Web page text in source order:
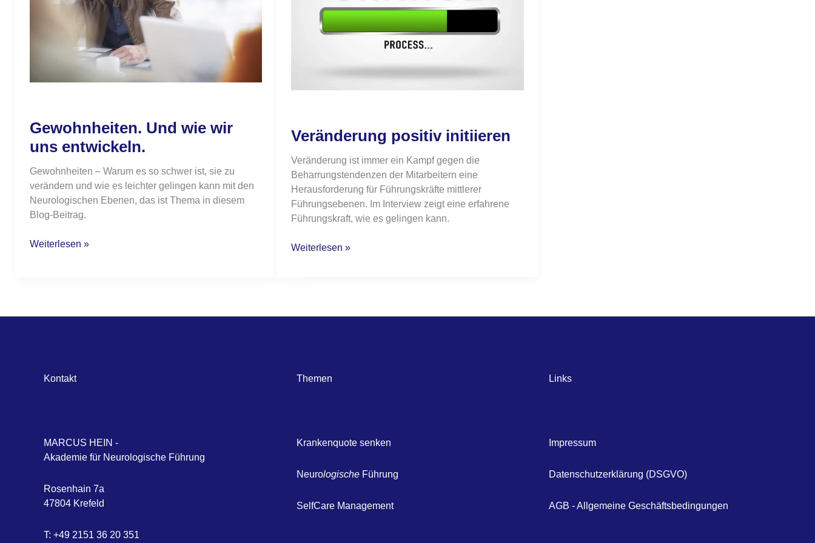
Gewohnheiten. Und wie wir
uns entwickeln.
Gewohnheiten – Warum es so schwer ist, sie zu
verändern und wie es leichter gelingen kann mit den
Neurologischen Ebenen, das ist Thema in diesem
Blog-Beitrag.
entwickeln.
Weiterlesen »
Veränderung positiv initiieren
Veränderung ist immer ein Kampf gegen die
Beharrungstendenzen der Mitarbeitern eine
Herausforderung für Führungskräfte mittlerer
Führungsebenen. Im Interview zeigt eine erfahrene
Führungskraft, wie es gelingen kann.
Weiterlesen »
Kontakt
MARCUS HEIN -
Akademie für Neurologische Führung
Rosenhain 7a
47804 Krefeld
T: +49 2151 36 20 351
Themen
Krankenquote senken
NeurologischeFührung
SelfCare Management
Links
Impressum
Datenschutzerklärung (DSGVO)
AGB - Allgemeine Geschäftsbedingungen